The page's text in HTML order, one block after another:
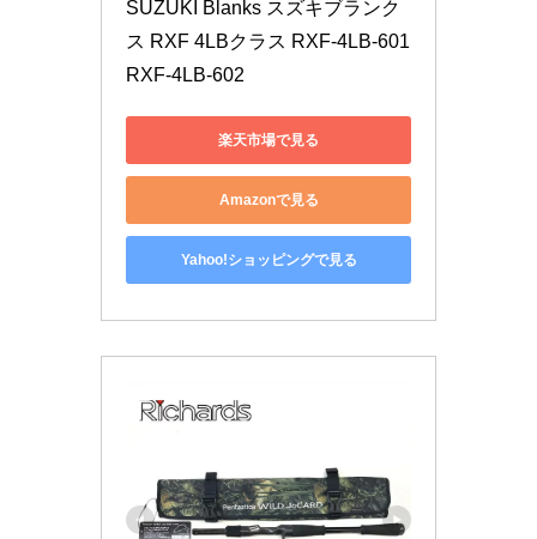
SUZUKI Blanks スズキブランク
ス RXF 4LBクラス RXF-4LB-601
RXF-4LB-602
楽天市場で見る
Amazonで見る
Yahoo!ショッピングで見る